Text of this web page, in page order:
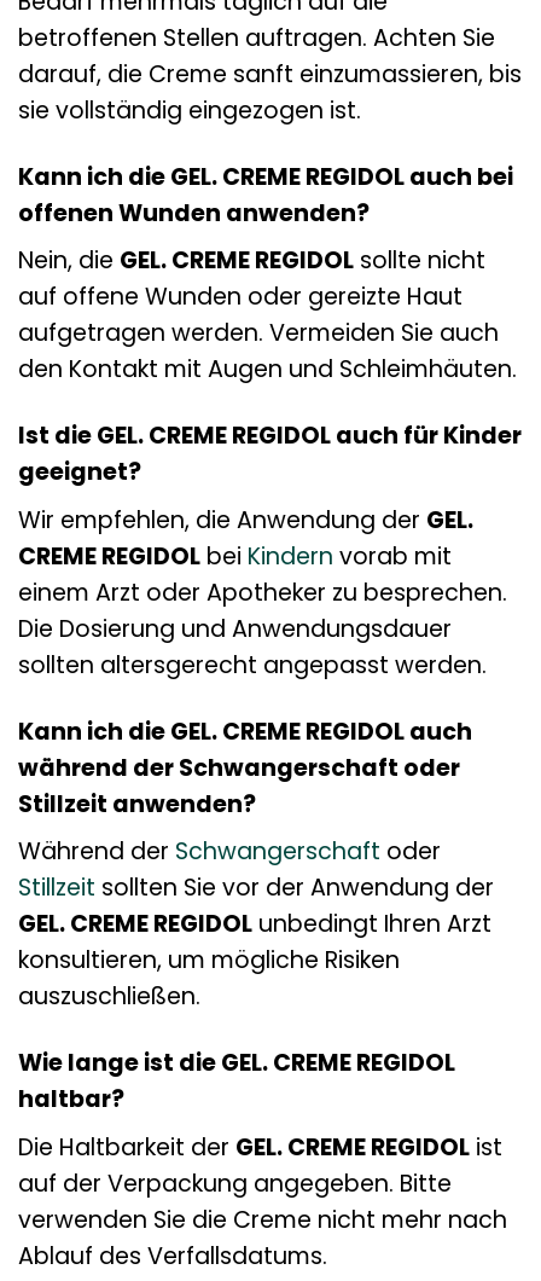
betroffenen Stellen auftragen. Achten Sie
darauf, die Creme sanft einzumassieren, bis
sie vollständig eingezogen ist.
Kann ich die GEL. CREME REGIDOL auch bei
offenen Wunden anwenden?
Nein, die GEL. CREME REGIDOL sollte nicht
auf offene Wunden oder gereizte Haut
aufgetragen werden. Vermeiden Sie auch
den Kontakt mit Augen und Schleimhäuten.
Ist die GEL. CREME REGIDOL auch für Kinder
geeignet?
Wir empfehlen, die Anwendung der GEL.
CREME REGIDOL bei Kindern vorab mit
einem Arzt oder Apotheker zu besprechen.
Die Dosierung und Anwendungsdauer
sollten altersgerecht angepasst werden.
Kann ich die GEL. CREME REGIDOL auch
während der Schwangerschaft oder
Stillzeit anwenden?
Während der Schwangerschaft oder
Stillzeit sollten Sie vor der Anwendung der
GEL. CREME REGIDOL unbedingt Ihren Arzt
konsultieren, um mögliche Risiken
auszuschließen.
Wie lange ist die GEL. CREME REGIDOL
haltbar?
Die Haltbarkeit der GEL. CREME REGIDOL ist
auf der Verpackung angegeben. Bitte
verwenden Sie die Creme nicht mehr nach
Ablauf des Verfallsdatums.